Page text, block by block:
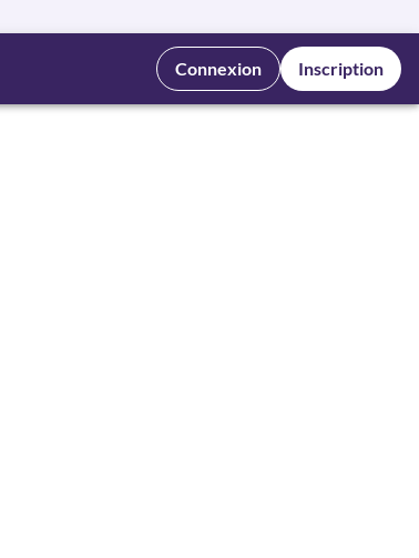
Connexion Inscription